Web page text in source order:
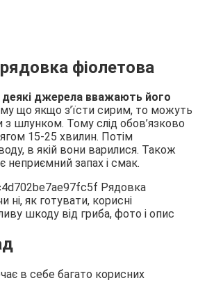
рядовка фіолетова
деякі джерела вважають його
що якщо з’їсти сирим, то можуть
шлунком. Тому слід обов’язково
15-25 хвилин. Потім
в якій вони варилися. Також
неприємний запах і смак.
в себе багато корисних